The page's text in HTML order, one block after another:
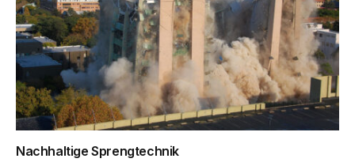
Nachhaltige Sprengtechnik